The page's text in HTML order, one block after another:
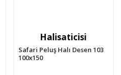
Halisaticisi
Safari Peluş Halı Desen 103
100x150